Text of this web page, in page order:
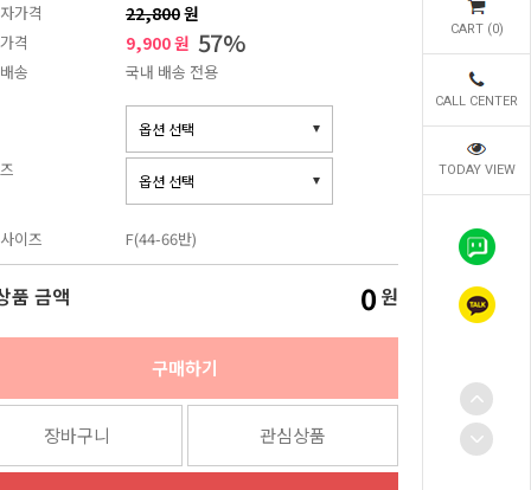
CART (0)
CALL CENTER
TODAY VIEW
가격 22,800원
격 9,900 원 57%
송 국내 배송 전용
이즈 F(44-66반)
품 금액 0 원
구매하기
장바구니 관심상품